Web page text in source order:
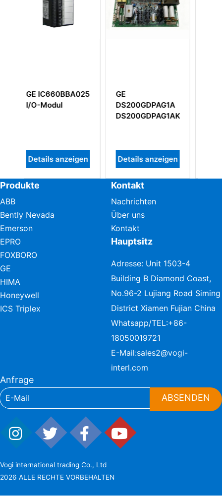
GE
DS200GDPAG1A
Details anzeigen
Digitalausgangsmodule
Details anzeigen
Produkte
ABB
Bently Nevada
Emerson
EPRO
FOXBORO
GE
HIMA
Honeywell
ICS Triplex
Kontakt
Nachrichten
Über uns
Kontakt
Hauptsitz
Adresse: Unit 1503-4
Building B Diamond Coast,
No.96-2 Lujiang Road Siming
District Xiamen Fujian China
Whatsapp/TEL:+86-
18050019721
E-Mail:sales2@vogi-
interl.com
Anfrage
ABSENDEN
Vogi international trading Co., Ltd
2026 ALLE RECHTE VORBEHALTEN